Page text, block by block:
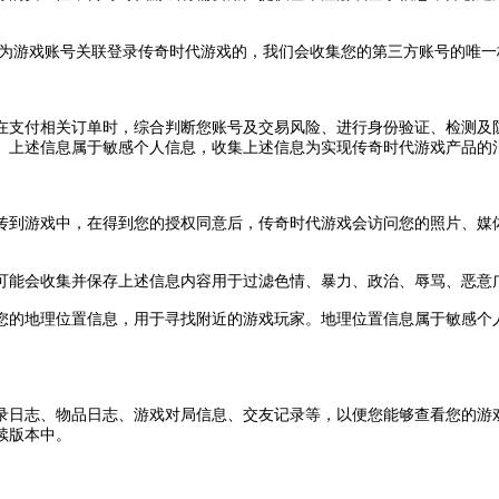
游戏账号关联登录传奇时代游戏的 ， 我们会收集您的第三方账号的唯
支付相关订单时 ， 综合判断您账号及交易风险、 进行身份验证、 检测及
上述信息属于敏感个人信息 ， 收集上述信息为实现传奇时代游戏产品的
到游戏中 ， 在得到您的授权同意后 ， 传奇时代游戏会访问您的照片、 媒
能会收集并保存上述信息内容用于过滤色情、 暴力 、 政治、 辱骂、 恶意
的地理位置信息 ， 用于寻找附近的游戏玩家。 地理位置信息属于敏感个
日志、 物品日志、 游戏对局信息、 交友记录等 ， 以便您能够查看您的游
版本中。